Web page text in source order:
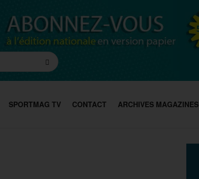
SPORTMAG TV CONTACT ARCHIVES MAGAZINES